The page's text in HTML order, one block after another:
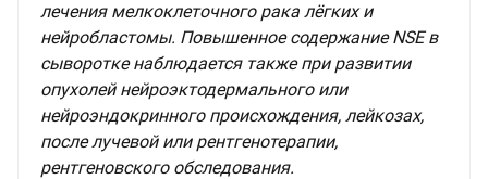
лечения мелкоклеточного рака лёгких и
нейробластомы. Повышенное содержание NSE в
сыворотке наблюдается также при развитии
опухолей нейроэктодермального или
нейроэндокринного происхождения, лейкозах,
после лучевой или рентгенотерапии,
рентгеновского обследования.